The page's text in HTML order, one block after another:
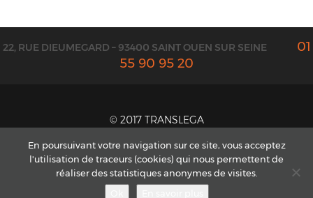
22, RUE DIEUMEGARD – 93400 SAINT OUEN SUR SEINE
01
55 90 95 20
© 2017 TRANSLEGA
CONTACT ET DEVIS
MENTIONS LÉGALES
CGV
En poursuivant votre navigation sur ce site, vous acceptez
l'utilisation de traceurs (cookies) qui nous permettent de
réaliser des statistiques anonymes de visites.